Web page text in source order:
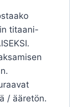
titaani-
/ ääretön.